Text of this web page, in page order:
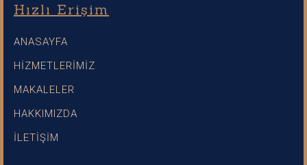
Hızlı Erişim
ANASAYFA
HİZMETLERİMİZ
MAKALELER
HAKKIMIZDA
İLETİŞİM